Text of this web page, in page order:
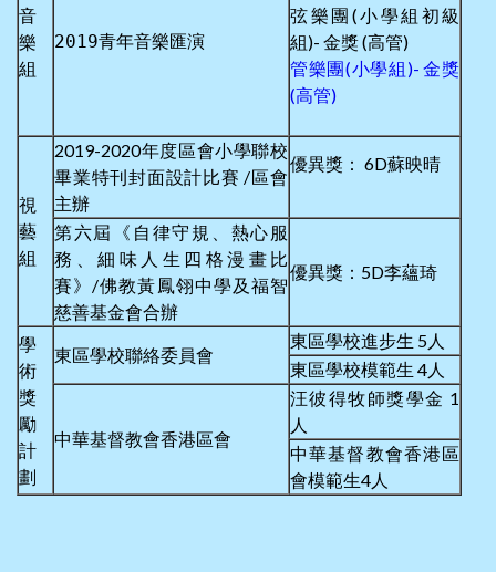
音
樂
組
2019青年音樂匯演
弦樂團(小學組初級
組)- 金獎 (高管)
管樂團(小學組)- 金獎
(高管)
視
藝
組
2019-2020年度區會小學聯校
畢業特刊封面設計比賽 /區會
主辦
優異獎： 6D蘇映晴
第六屆《自律守規、熱心服
務、細味人生四格漫畫比
賽》/佛教黃鳳翎中學及福智
慈善基金會合辦
優異獎：5D李蘊琦
學
術
獎
勵
計
劃
東區學校聯絡委員會
東區學校進步生 5人
東區學校模範生 4人
中華基督教會香港區會
汪彼得牧師獎學金 1
人
中華基督教會香港區
會模範生4人